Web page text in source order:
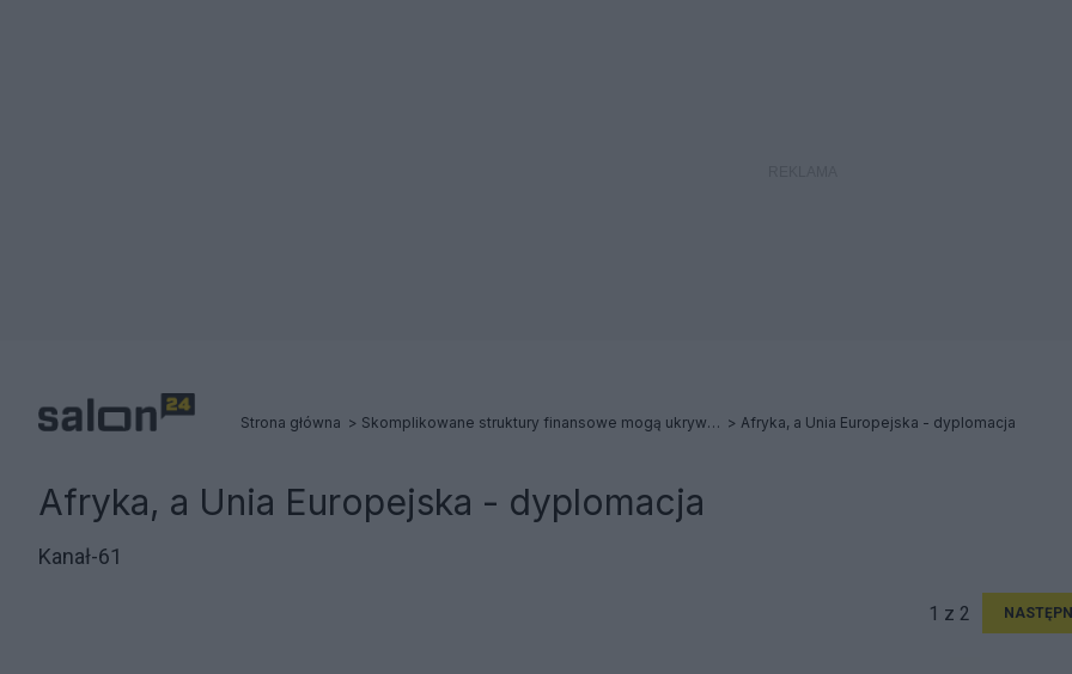
Strona główna Skomplikowane struktury finansowe mogą ukrywać, kto naprawdę zgarnia zyski Afryka, a Unia Europejska - dyplomacja
Afryka, a Unia Europejska - dyplomacja
Kanał-61
1 z 2